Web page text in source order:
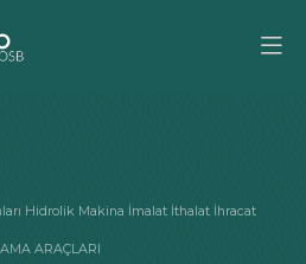
Hidrolik Makina İmalat İthalat İhracat
ARAÇLARI